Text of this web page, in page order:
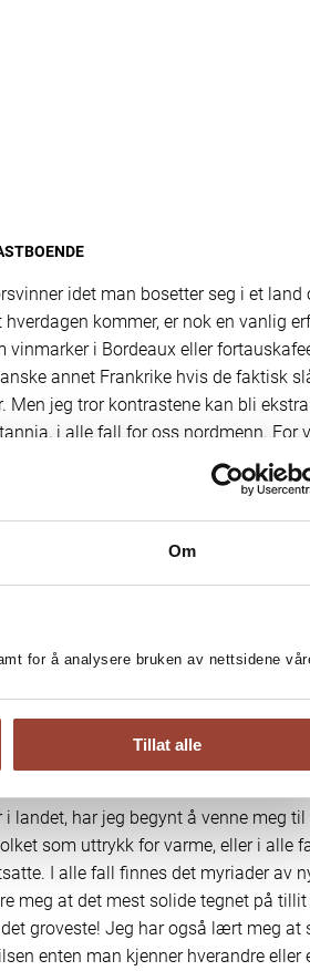
Om
for å analysere bruken av nettsidene
Tillat alle
idet man bosetter seg i et
kommer, er nok en vanlig
vinmarker i Bordeaux eller
annet Frankrike hvis de faktisk
Men jeg tror kontrastene kan bli
i alle fall for oss nordmenn. For
til rette for den forestillingen. Vi
selv. Det er enkelt å reise på
og vi kan gli rett inn i samtale med
siden vi allerede forstår kulturen.
på britisk humor, film, tv og
vi rett og slett ikke synes
i Storbritannia er litt varmere og
engelsk pub og ønsket at vi kunne
i landet, har jeg begynt å venne meg
som uttrykk for varme, eller i alle
I alle fall finnes det myriader av
meg at det mest solide tegnet på tillit
groveste! Jeg har også lært meg at
enten man kjenner hverandre eller